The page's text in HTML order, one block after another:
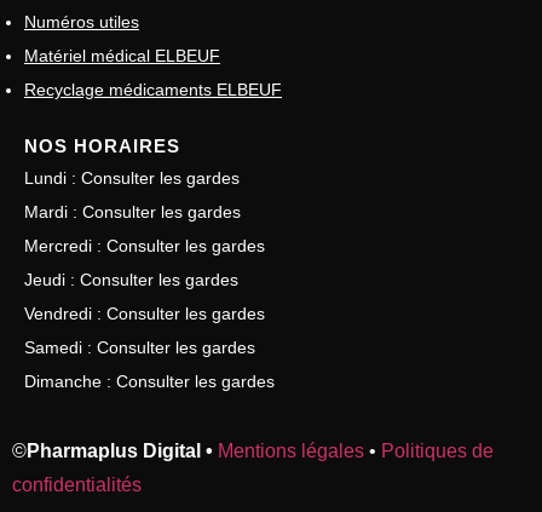
Numéros utiles
Matériel médical ELBEUF
Recyclage médicaments ELBEUF
NOS HORAIRES
Lundi : Consulter les gardes
Mardi : Consulter les gardes
Mercredi : Consulter les gardes
Jeudi : Consulter les gardes
Vendredi : Consulter les gardes
Samedi : Consulter les gardes
Dimanche : Consulter les gardes
©Pharmaplus Digital • Mentions légales • Politiques de
confidentialités